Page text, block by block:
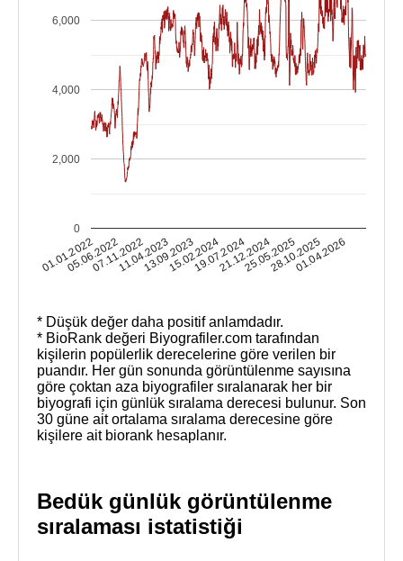
01.01.2022
05.06.2022
07.11.2022
11.04.2023
13.09.2023
15.02.2024
19.07.2024
21.12.2024
25.05.2025
28.10.2025
01.04.2026
0
2,000
4,000
6,000
* Düşük değer daha positif anlamdadır.
* BioRank değeri Biyografiler.com tarafından
kişilerin popülerlik derecelerine göre verilen bir
puandır. Her gün sonunda görüntülenme sayısına
göre çoktan aza biyografiler sıralanarak her bir
biyografi için günlük sıralama derecesi bulunur. Son
30 güne ait ortalama sıralama derecesine göre
kişilere ait biorank hesaplanır.
Bedük günlük görüntülenme
sıralaması istatistiği